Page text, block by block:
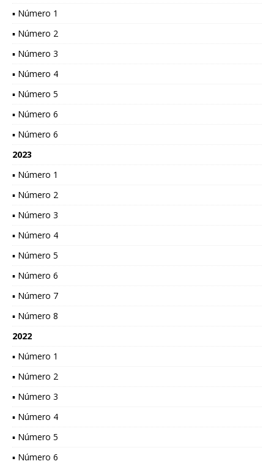
▪ Número 1
▪ Número 2
▪ Número 3
▪ Número 4
▪ Número 5
▪ Número 6
▪ Número 6
2023
▪ Número 1
▪ Número 2
▪ Número 3
▪ Número 4
▪ Número 5
▪ Número 6
▪ Número 7
▪ Número 8
2022
▪ Número 1
▪ Número 2
▪ Número 3
▪ Número 4
▪ Número 5
▪ Número 6